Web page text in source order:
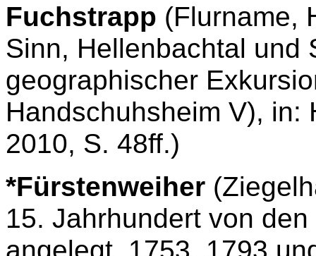
Fuchstrapp (Flurname,
Sinn, Hellenbachtal und
geographischer
Handschuhsheim V), in:
2010, S. 48ff.)
*Fürstenweiher
15. Jahrhundert von
angelegt, 1753, 1793